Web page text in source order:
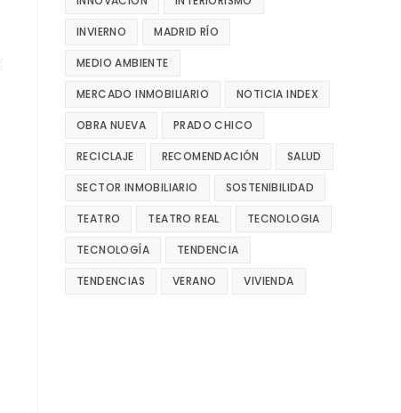
INVIERNO MADRID RÍO
MEDIO AMBIENTE
MERCADO INMOBILIARIO NOTICIA INDEX
OBRA NUEVA PRADO CHICO
RECICLAJE RECOMENDACIÓN SALUD
SECTOR INMOBILIARIO SOSTENIBILIDAD
TEATRO TEATRO REAL TECNOLOGIA
TECNOLOGÍA TENDENCIA
TENDENCIAS VERANO VIVIENDA